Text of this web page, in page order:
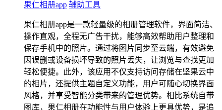
果仁相册app 辅助工具
果仁相册app是一款轻量级的相册管理软件，界面简洁、
操作直观，全程无广告干扰，能够高效帮助用户整理和
保存手机中的照片。通过将图片同步至云端，有效避免
因误删或设备损坏导致的照片丢失，让浏览与查找更加
轻松便捷。此外，该应用不仅支持访问存储在坚果云中
的相片，还提供主题自定义功能，用户可随心切换界面
风格，并享受智能分类带来的管理优势。相比系统自带
图库，果仁相册在功能性与用户体验上更具优势，是追